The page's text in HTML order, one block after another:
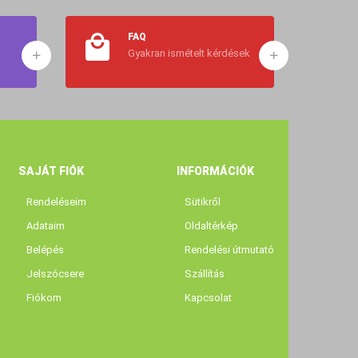
FAQ
Gyakran ismételt kérdések
SAJÁT FIÓK
Rendeléseim
Adataim
Belépés
Jelszócsere
Fiókom
INFORMÁCIÓK
Sütikről
Oldaltérkép
Rendelési útmutató
Szállítás
Kapcsolat